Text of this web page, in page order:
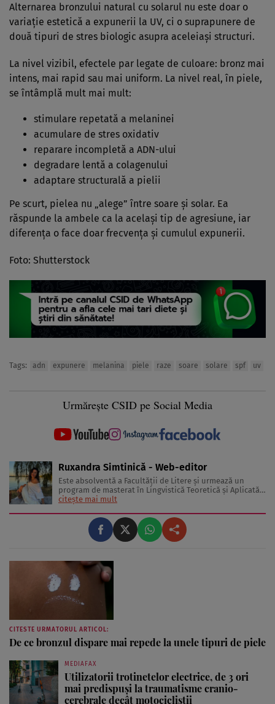
Alternarea bronzului natural cu solarul nu este doar o
variație estetică a expunerii la UV, ci o suprapunere de
două tipuri de stres biologic asupra aceleiași structuri.
La nivel vizibil, efectele par legate de culoare: bronz mai
intens, mai rapid sau mai uniform. La nivel real, în piele,
se întâmplă mult mai mult:
stimulare repetată a melaninei
acumulare de stres oxidativ
reparare incompletă a ADN-ului
degradare lentă a colagenului
adaptare structurală a pielii
Pe scurt, pielea nu „alege” între soare și solar. Ea
răspunde la ambele ca la același tip de agresiune, iar
diferența o face doar frecvența și cumulul expunerii.
Foto: Shutterstock
Tags: adn expunere melanina piele raze soare solare spf uv
Urmărește CSID pe Social Media
Ruxandra Simtinică - Web-editor
Este absolventă a Facultății de Litere și urmează un
program de masterat în Lingvistică Teoretică și Aplicată,
unde își aprofundează interesul pentru limbaj,
percepțiile. Scrisul este, pentru ea, mai mult decât o
pasiune; este un ...
citește mai mult
CITESTE URMATORUL ARTICOL:
De ce bronzul dispare mai repede la unele tipuri de piele
MEDIAFAX
Utilizatorii trotinetelor electrice, de 3 ori
mai predispuși la traumatisme cranio-
cerebrale decât motocicliștii